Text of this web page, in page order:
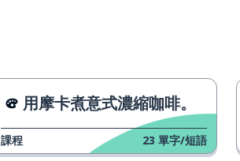
用摩卡煮意式濃縮咖啡。
課程 23 單字/短語